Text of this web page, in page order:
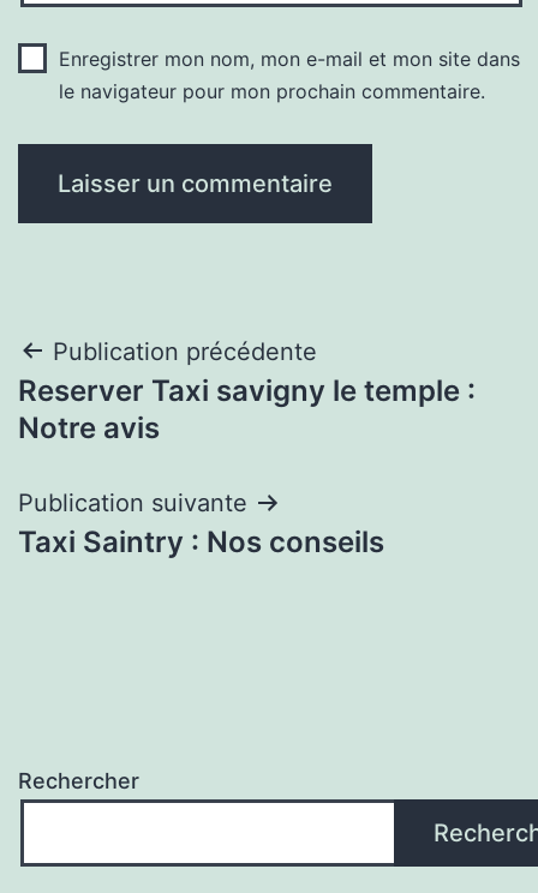
Enregistrer mon nom, mon e-mail et mon site dans
le navigateur pour mon prochain commentaire.
Navigation
de
Publication précédente
Reserver Taxi savigny le temple :
Notre avis
Publication suivante
Taxi Saintry : Nos conseils
Rechercher